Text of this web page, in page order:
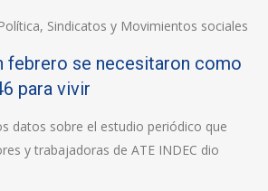
Política, Sindicatos y Movimientos sociales
febrero se necesitaron como
para vivir
datos sobre el estudio periódico que
y trabajadoras de ATE INDEC dio